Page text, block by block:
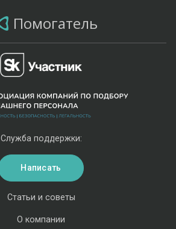
Помогатель
Статьи и советы
О компании
Служба поддержки:
Написать